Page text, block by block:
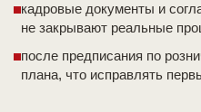
кадровые документы и
не закрывают реальные
после предписания по
плана, что исправлять